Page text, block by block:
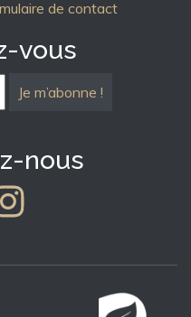
de contact
vous
nous